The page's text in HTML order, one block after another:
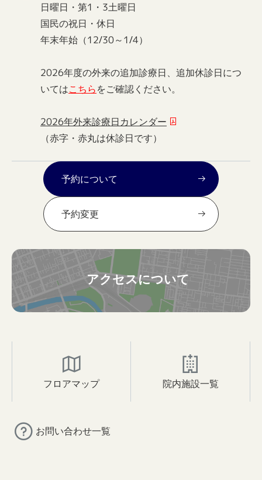
日曜日・第1・3土曜日
国民の祝日・休日
年末年始（12/30～1/4）
2026年度の外来の追加診療日、追加休診日につ
いてはこちらをご確認ください。
2026年外来診療日カレンダー
（赤字・赤丸は休診日です）
予約について
予約変更
アクセスについて
フロアマップ 院内施設一覧
お問い合わせ一覧